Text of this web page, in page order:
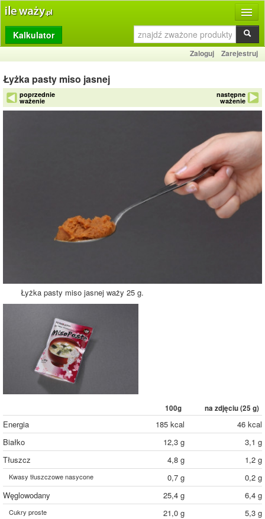
Produkty
Dziennik
Przelicznik
Porównywarka
Kalkulator
Zaloguj Zarejestruj
Łyżka pasty miso jasnej
poprzednie
ważenie
następne
ważenie
Łyżka pasty miso jasnej waży 25 g.
100g na zdjęciu (25 g)
Energia 185 kcal
46 kcal
Białko
12,3 g
3,1 g
Tłuszcz
4,8 g 1,2 g
Kwasy tłuszczowe nasycone 0,7 g
0,2 g
Węglowodany
25,4 g 6,4 g
Cukry proste 21,0 g
5,3 g